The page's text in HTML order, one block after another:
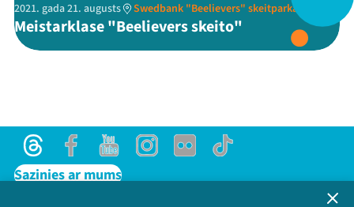
ThreadsFacebookYoutube
X Instagram TikTok
2021. gada 21. augusts Swedbank "Beelievers" skeitparkā
Meistarklase "Beelievers skeito"
ThreadsFacebookYoutubeInstagram
Flick TikTok
Sazinies ar mums